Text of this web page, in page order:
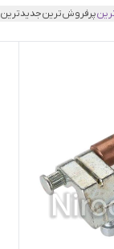
پرفروش‌ترینجدیدترین